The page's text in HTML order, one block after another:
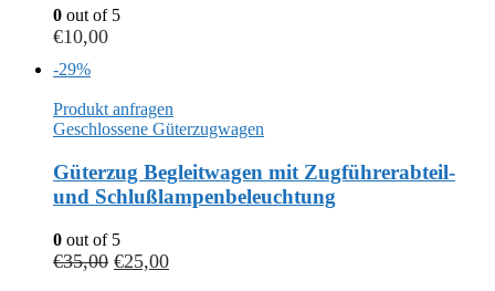
0 out of 5
€10,00
-29%
Produkt anfragen
Geschlossene Güterzugwagen
Güterzug Begleitwagen mit Zugführerabteil-
und Schlußlampenbeleuchtung
0 out of 5
€35,00 €25,00